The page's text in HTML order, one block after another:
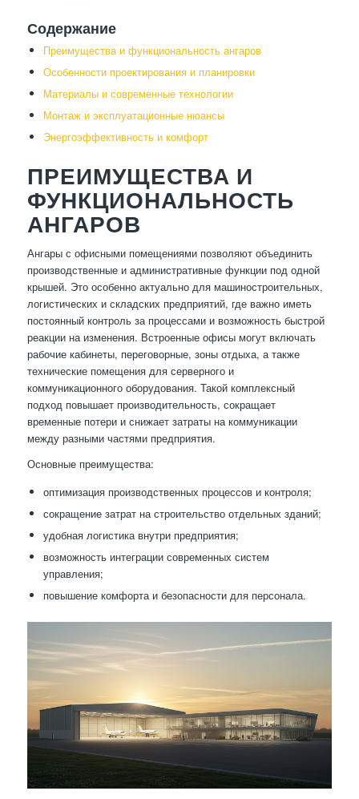
Содержание
Преимущества и функциональность ангаров
Особенности проектирования и планировки
Материалы и современные технологии
Монтаж и эксплуатационные нюансы
Энергоэффективность и комфорт
ПРЕИМУЩЕСТВА И
ФУНКЦИОНАЛЬНОСТЬ
АНГАРОВ
Ангары с офисными помещениями позволяют объединить
производственные и административные функции под одной
крышей. Это особенно актуально для машиностроительных,
логистических и складских предприятий, где важно иметь
постоянный контроль за процессами и возможность быстрой
реакции на изменения. Встроенные офисы могут включать
рабочие кабинеты, переговорные, зоны отдыха, а также
технические помещения для серверного и
коммуникационного оборудования. Такой комплексный
подход повышает производительность, сокращает
временные потери и снижает затраты на коммуникации
между разными частями предприятия.
Основные преимущества:
оптимизация производственных процессов и контроля;
сокращение затрат на строительство отдельных зданий;
удобная логистика внутри предприятия;
возможность интеграции современных систем
управления;
повышение комфорта и безопасности для персонала.